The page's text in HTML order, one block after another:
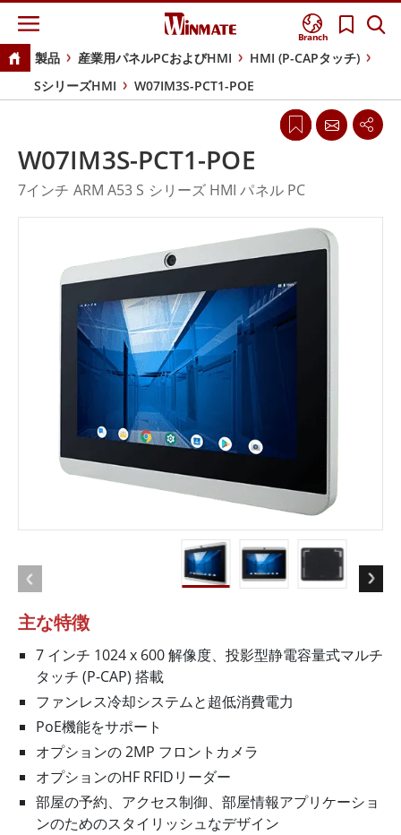
Branch
製品 産業用パネルPCおよびHMI
HMI (P-CAPタッチ)
SシリーズHMI
W07IM3S-PCT1-POE
主な特徴
7 インチ 1024 x 600 解像度、投影型静電容量式マルチ
タッチ (P-CAP) 搭載
ファンレス冷却システムと超低消費電力
PoE機能をサポート
オプションの 2MP フロントカメラ
オプションのHF RFIDリーダー
部屋の予約、アクセス制御、部屋情報アプリケーショ
ンのためのスタイリッシュなデザイン
W07IM3S-PCT1-POE
7インチ ARM A53 S シリーズ HMI パネル PC